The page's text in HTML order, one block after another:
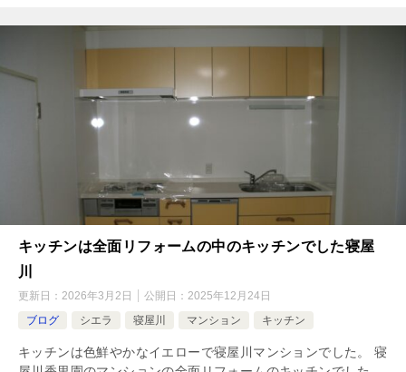
キッチンは全面リフォームの中のキッチンでした寝屋
川
更新日： 2026年3月2日 公開日： 2025年12月24日
ブログ
シエラ 寝屋川 マンション キッチン
キッチンは色鮮やかなイエローで寝屋川マンションでした。 寝